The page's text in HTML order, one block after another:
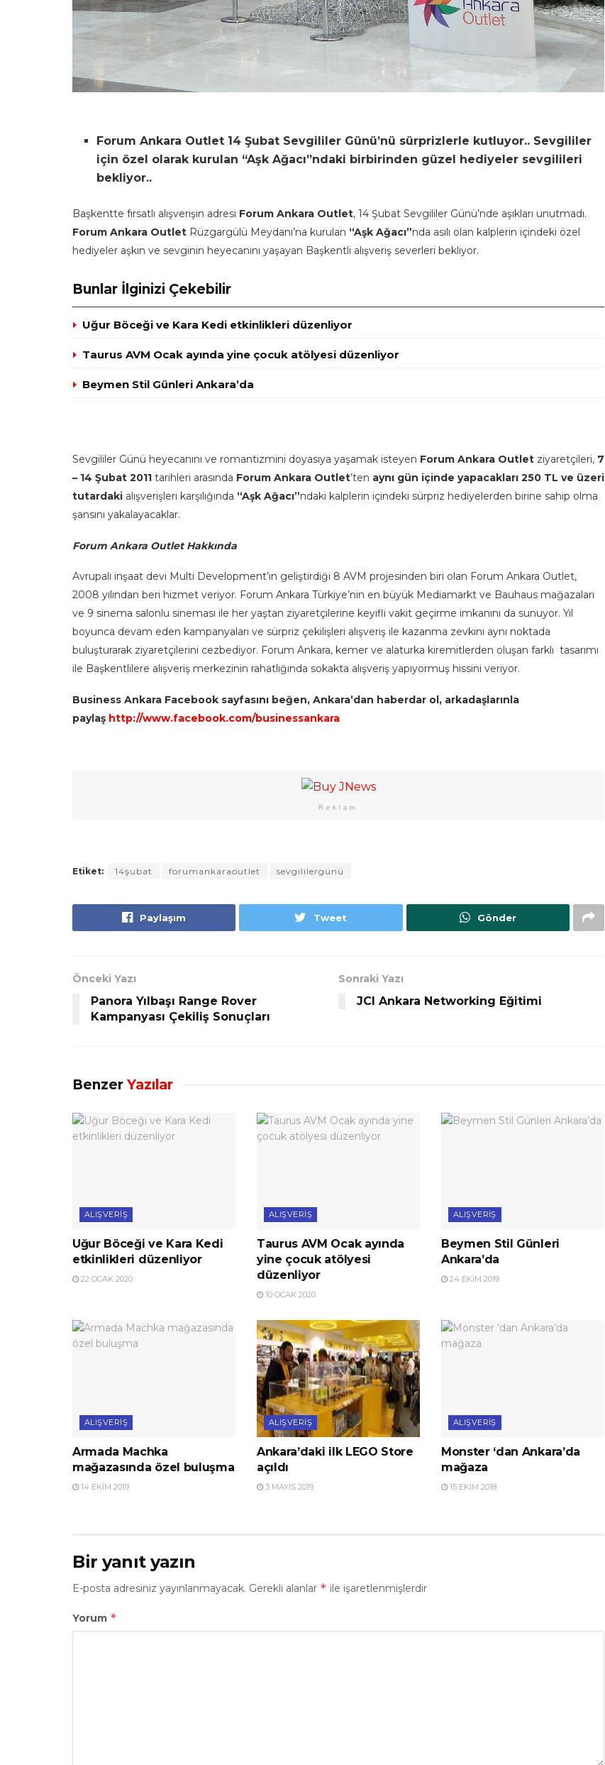
Forum Ankara Outlet 14 Şubat Sevgililer Günü’nü sürprizlerle kutluyor.. Sevgililer
için özel olarak kurulan “Aşk Ağacı”ndaki birbirinden güzel hediyeler sevgilileri
bekliyor..
Başkentte fırsatlı alışverişin adresi Forum Ankara Outlet, 14 Şubat Sevgililer Günü’nde aşıkları unutmadı.
Forum Ankara Outlet Rüzgargülü Meydanı’na kurulan “Aşk Ağacı”nda asılı olan kalplerin içindeki özel
hediyeler aşkın ve sevginin heyecanını yaşayan Başkentli alışveriş severleri bekliyor.
Bunlar İlginizi Çekebilir
Uğur Böceği ve Kara Kedi etkinlikleri düzenliyor
Taurus AVM Ocak ayında yine çocuk atölyesi düzenliyor
Beymen Stil Günleri Ankara’da
Sevgililer Günü heyecanını ve romantizmini doyasıya yaşamak isteyen Forum Ankara Outlet ziyaretçileri, 7
– 14 Şubat 2011 tarihleri arasında Forum Ankara Outlet’ten aynı gün içinde yapacakları 250 TL ve üzeri
tutardaki alışverişleri karşılığında “Aşk Ağacı”ndaki kalplerin içindeki sürpriz hediyelerden birine sahip olma
şansını yakalayacaklar.
Forum Ankara Outlet Hakkında
Avrupalı inşaat devi Multi Development’ın geliştirdiği 8 AVM projesinden biri olan Forum Ankara Outlet,
2008 yılından beri hizmet veriyor. Forum Ankara Türkiye’nin en büyük Mediamarkt ve Bauhaus mağazaları
ve 9 sinema salonlu sineması ile her yaştan ziyaretçilerine keyifli vakit geçirme imkanını da sunuyor. Yıl
boyunca devam eden kampanyaları ve sürpriz çekilişleri alışveriş ile kazanma zevkini aynı noktada
buluşturarak ziyaretçilerini cezbediyor. Forum Ankara, kemer ve alaturka kiremitlerden oluşan farklı tasarımı
ile Başkentlilere alışveriş merkezinin rahatlığında sokakta alışveriş yapıyormuş hissini veriyor.
Business Ankara Facebook sayfasını beğen, Ankara’dan haberdar ol, arkadaşlarınla
paylaş http://www.facebook.com/businessankara
Reklam
Etiket: 14şubat forumankaraoutlet sevgililergünü
Paylaşım Tweet Gönder
Önceki Yazı
Panora Yılbaşı Range Rover
Kampanyası Çekiliş Sonuçları
Sonraki Yazı
JCI Ankara Networking Eğitimi
Benzer Yazılar
ALIŞVERIŞ
Uğur Böceği ve Kara Kedi
etkinlikleri düzenliyor
22 OCAK 2020
ALIŞVERIŞ
Taurus AVM Ocak ayında
yine çocuk atölyesi
düzenliyor
10 OCAK 2020
ALIŞVERIŞ
Beymen Stil Günleri
Ankara’da
24 EKIM 2019
ALIŞVERIŞ
Armada Machka
mağazasında özel buluşma
14 EKIM 2019
ALIŞVERIŞ
Ankara’daki ilk LEGO Store
açıldı
3 MAYIS 2019
ALIŞVERIŞ
Monster ‘dan Ankara’da
mağaza
15 EKIM 2018
Bir yanıt yazın
E-posta adresiniz yayınlanmayacak. Gerekli alanlar * ile işaretlenmişlerdir
Yorum *